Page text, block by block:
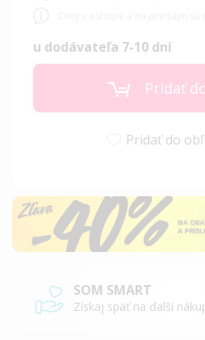
u dodávateľa 7-10 dní
Pridať
Pridať do
SOM SMART
Získaj späť na ďalší